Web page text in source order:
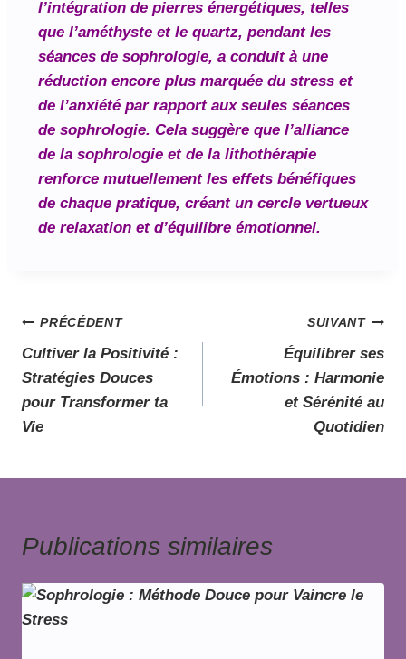
l’intégration de pierres énergétiques, telles
que l’améthyste et le quartz, pendant les
séances de sophrologie, a conduit à une
réduction encore plus marquée du stress et
de l’anxiété par rapport aux seules séances
de sophrologie. Cela suggère que l’alliance
de la sophrologie et de la lithothérapie
renforce mutuellement les effets bénéfiques
de chaque pratique, créant un cercle vertueux
de relaxation et d’équilibre émotionnel.
PRÉCÉDENT
Cultiver la Positivité :
Stratégies Douces
pour Transformer ta
Vie
SUIVANT
Équilibrer ses
Émotions : Harmonie
et Sérénité au
Quotidien
Publications similaires